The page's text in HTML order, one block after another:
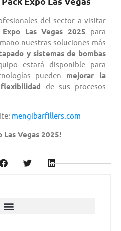
del sector a visitar
Las Vegas 2025 para
nuestras soluciones más
y sistemas de bombas
estará disponible para
pueden
mejorar la
de sus procesos
mengibarfillers.com
Las Vegas 2025!